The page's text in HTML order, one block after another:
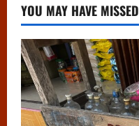
YOU MAY HAVE MISSED